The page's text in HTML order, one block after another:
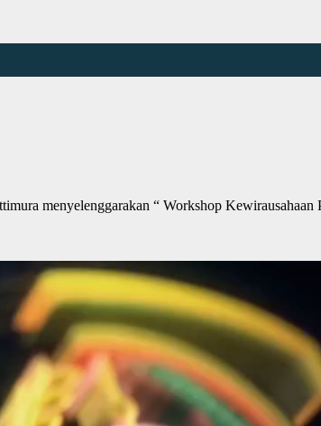
menyelenggarakan “ Workshop